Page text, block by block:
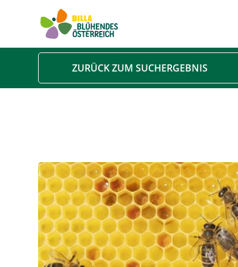
ZURÜCK ZUM SUCHERGEBNIS